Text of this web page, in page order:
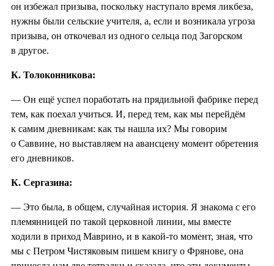
он избежал призыва, поскольку наступало время ликбеза,
нужны были сельские учителя, а, если и возникала угроза
призыва, он откочевал из одного сельца под Загорском
в другое.
К. Толоконникова:
— Он ещё успел поработать на прядильной фабрике перед
тем, как поехал учиться. И, перед тем, как мы перейдём
к самим дневникам: как ты нашла их? Мы говорим
о Саввине, но выставляем на авансцену момент обретения
его дневников.
К. Сергазина:
— Это была, в общем, случайная история. Я знакома с его
племянницей по такой церковной линии, мы вместе
ходили в приход Маврино, и в какой-то момент, зная, что
мы с Петром Чистяковым пишем книгу о Фрянове, она